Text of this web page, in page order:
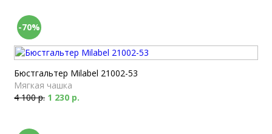
-70%
Бюстгальтер Milabel 21002-53
Мягкая чашка
4 100 р. 1 230 р.